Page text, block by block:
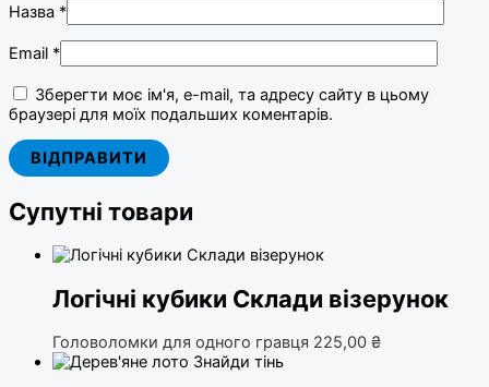
Назва *
Email *
Зберегти моє ім'я, e-mail, та адресу сайту в цьому
браузері для моїх подальших коментарів.
Супутні товари
Логічні кубики Склади візерунок
Головоломки для одного гравця 225,00 ₴